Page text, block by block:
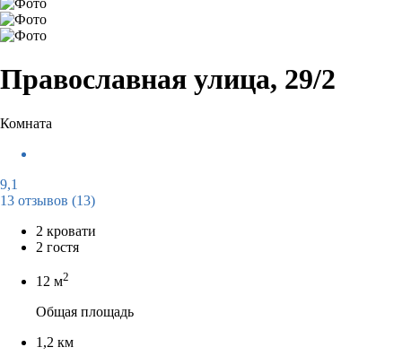
Православная улица, 29/2
Комната
9,1
13 отзывов (13)
2 кровати
2 гостя
12 м2
Общая площадь
1,2 км